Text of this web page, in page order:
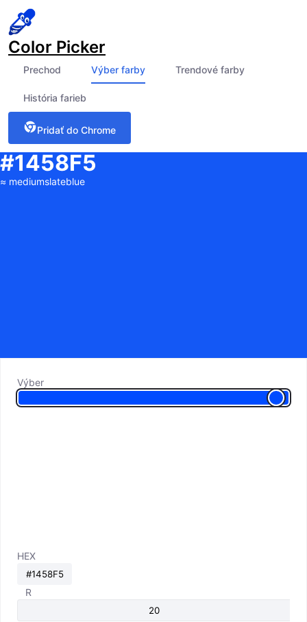
Color Picker
Prechod Výber farby Trendové farby
História farieb
Pridať do Chrome
#1458F5
≈ mediumslateblue
Výber
HEX
R